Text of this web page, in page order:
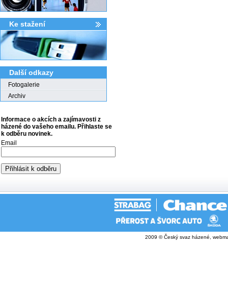
Ke stažení­
Další odkazy
Fotogalerie
Archiv
Informace o akcích a zajímavosti z
házené do vašeho emailu. Přihlaste se
k odběru novinek.
Email
2009 © Český svaz házené,